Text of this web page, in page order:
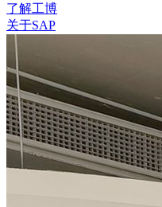
了解工博
关于SAP